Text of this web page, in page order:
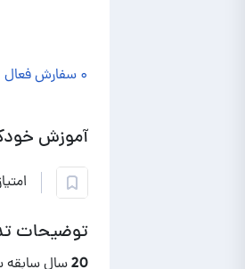
۰ سفارش فعال
آموزش
توضیحات